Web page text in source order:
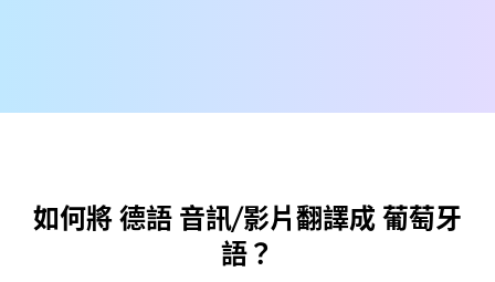
如何將 德語 音訊/影片翻譯成 葡萄牙
語？